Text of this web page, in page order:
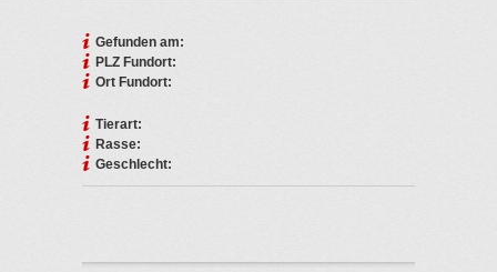
Gefunden am:
PLZ Fundort:
Ort Fundort:
Tierart:
Rasse:
Geschlecht: